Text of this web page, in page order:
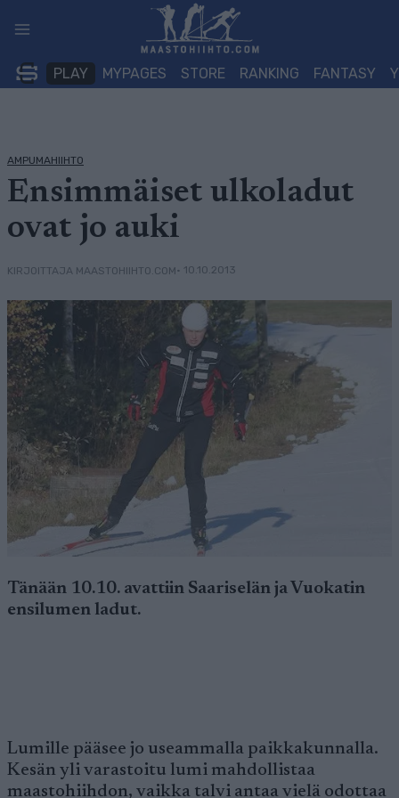
sisältöön
PLAY MYPAGES STORE RANKING FANTASY
AMPUMAHIIHTO
Ensimmäiset ulkoladut
ovat jo auki
KIRJOITTAJA MAASTOHIIHTO.COM• 10.10.2013
Tänään 10.10. avattiin Saariselän ja Vuokatin
ensilumen ladut.
Lumille pääsee jo useammalla paikkakunnalla.
Kesän yli varastoitu lumi mahdollistaa
maastohiihdon, vaikka talvi antaa vielä odottaa